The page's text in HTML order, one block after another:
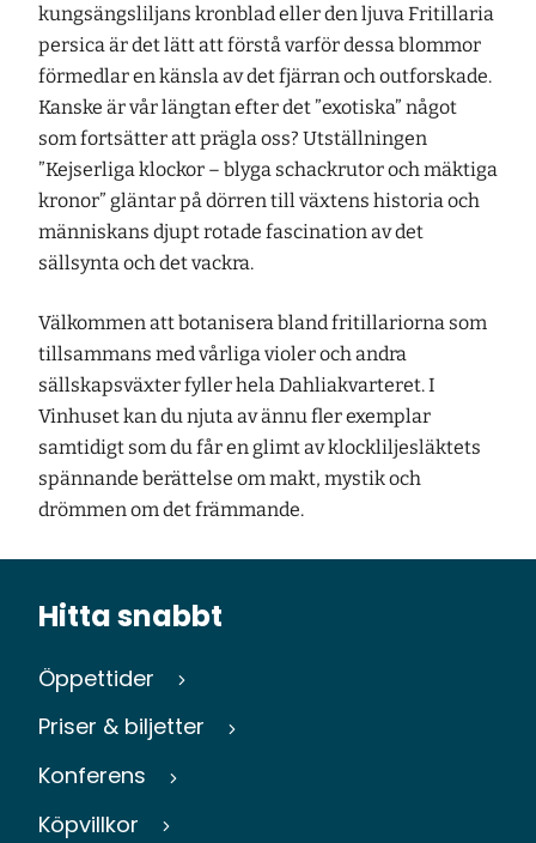
kungsängsliljans kronblad eller den ljuva Fritillaria
persica är det lätt att förstå varför dessa blommor
förmedlar en känsla av det fjärran och outforskade.
Kanske är vår längtan efter det ”exotiska” något
som fortsätter att prägla oss? Utställningen
”Kejserliga klockor – blyga schackrutor och mäktiga
kronor” gläntar på dörren till växtens historia och
människans djupt rotade fascination av det
sällsynta och det vackra.
Välkommen att botanisera bland fritillariorna som
tillsammans med vårliga violer och andra
sällskapsväxter fyller hela Dahliakvarteret. I
Vinhuset kan du njuta av ännu fler exemplar
samtidigt som du får en glimt av klockliljesläktets
spännande berättelse om makt, mystik och
drömmen om det främmande.
Hitta snabbt
Öppettider
Priser & biljetter
Konferens
Köpvillkor